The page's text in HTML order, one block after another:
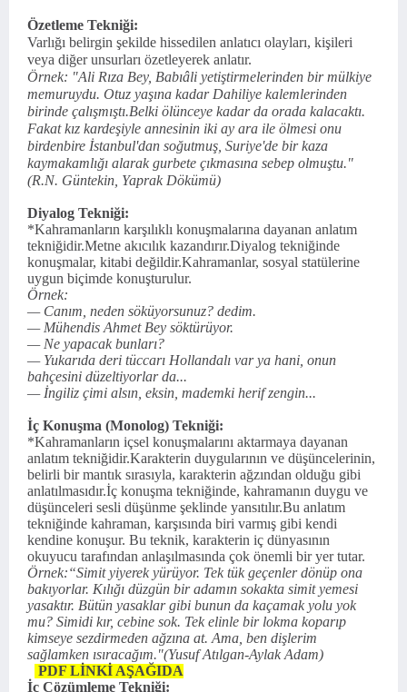
Özetleme Tekniği:
Varlığı belirgin şekilde hissedilen anlatıcı olayları, kişileri
veya diğer unsurları özetleyerek anlatır.
Örnek: "Ali Rıza Bey, Babıâli yetiştirmelerinden bir mülkiye
memuruydu. Otuz yaşına kadar Dahiliye kalemlerinden
birinde çalışmıştı.Belki ölünceye kadar da orada kalacaktı.
Fakat kız kardeşiyle annesinin iki ay ara ile ölmesi onu
birdenbire İstanbul'dan soğutmuş, Suriye'de bir kaza
kaymakamlığı alarak gurbete çıkmasına sebep olmuştu."
(R.N. Güntekin, Yaprak Dökümü)
Diyalog Tekniği:
*Kahramanların karşılıklı konuşmalarına dayanan anlatım
tekniğidir.Metne akıcılık kazandırır.Diyalog tekniğinde
konuşmalar, kitabi değildir.Kahramanlar, sosyal statülerine
uygun biçimde konuşturulur.
Örnek:
— Canım, neden söküyorsunuz? dedim.
— Mühendis Ahmet Bey söktürüyor.
— Ne yapacak bunları?
— Yukarıda deri tüccarı Hollandalı var ya hani, onun
bahçesini düzeltiyorlar da...
— İngiliz çimi alsın, eksin, mademki herif zengin...
İç Konuşma (Monolog) Tekniği:
*Kahramanların içsel konuşmalarını aktarmaya dayanan
anlatım tekniğidir.Karakterin duygularının ve düşüncelerinin,
belirli bir mantık sırasıyla, karakterin ağzından olduğu gibi
anlatılmasıdır.İç konuşma tekniğinde, kahramanın duygu ve
düşünceleri sesli düşünme şeklinde yansıtılır.Bu anlatım
tekniğinde kahraman, karşısında biri varmış gibi kendi
kendine konuşur. Bu teknik, karakterin iç dünyasının
okuyucu tarafından anlaşılmasında çok önemli bir yer tutar.
Örnek:“Simit yiyerek yürüyor. Tek tük geçenler dönüp ona
bakıyorlar. Kılığı düzgün bir adamın sokakta simit yemesi
yasaktır. Bütün yasaklar gibi bunun da kaçamak yolu yok
mu? Simidi kır, cebine sok. Tek elinle bir lokma koparıp
kimseye sezdirmeden ağzına at. Ama, ben dişlerim
sağlamken ısıracağım."(Yusuf Atılgan-Aylak Adam)
PDF LİNKİ AŞAĞIDA
İç Çözümleme Tekniği: